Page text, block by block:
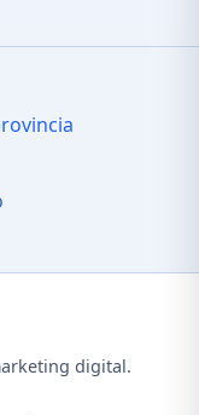
digital.